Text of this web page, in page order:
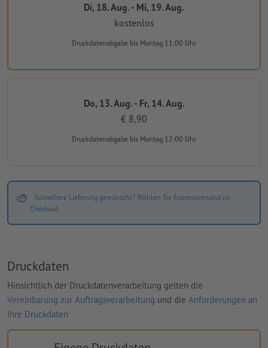
Di, 18. Aug. - Mi, 19. Aug.
kostenlos
Druckdatenabgabe bis Montag 11:00 Uhr
Do, 13. Aug. - Fr, 14. Aug.
€ 8,90
Druckdatenabgabe bis Montag 12:00 Uhr
Schnellere Lieferung gewünscht? Wählen Sie Expressversand im
Checkout.
Druckdaten
Hinsichtlich der Druckdatenverarbeitung gelten die
Vereinbarung zur Auftragsverarbeitung und die Anforderungen an
Ihre Druckdaten